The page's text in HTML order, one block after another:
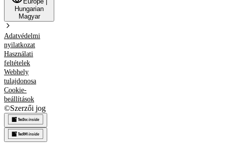
Hungarian
Magyar
Adatvédelmi
nyilatkozat
Használati
feltételek
Webhely
tulajdonosa
Cookie-
beállítások
©Szerzői jog